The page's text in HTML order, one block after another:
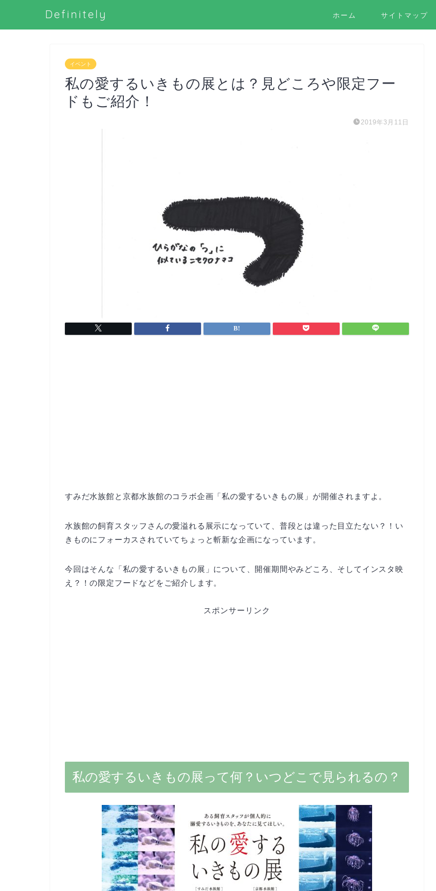
Definitely ホーム サイトマップ
イベント
私の愛するいきもの展とは？見どころや限定フー
ドもご紹介！
2019年3月11日
すみだ水族館と京都水族館のコラボ企画「私の愛するいきもの展」が開催されますよ。
水族館の飼育スタッフさんの愛溢れる展示になっていて、普段とは違った目立たない？！い
きものにフォーカスされていてちょっと斬新な企画になっています。
今回はそんな「私の愛するいきもの展」について、開催期間やみどころ、そしてインスタ映
え？！の限定フードなどをご紹介します。
スポンサーリンク
私の愛するいきもの展って何？いつどこで見られるの？